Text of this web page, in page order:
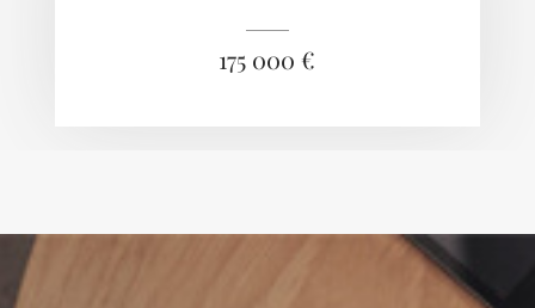
175 000 €